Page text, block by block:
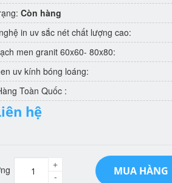
Còn hàng
in uv sắc nét chất lượng cao:
men granit 60x60- 80x80:
uv kính bóng loáng:
Toàn Quốc :
hệ
-
+ MUA HÀNG